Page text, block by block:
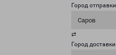
Город отправки
Саров
⇄
Город доставки